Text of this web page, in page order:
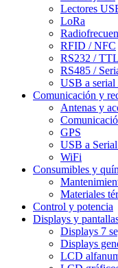
Lectores
LoRa
RFID / NFC
RS232 / TTL
RS485 /
USB a
Comunicación y
Antenas y
GPS
USB a
WiFi
Consumibles y
Materiales
Control y potencia
Displays y
Displays 7
Displays
LCD